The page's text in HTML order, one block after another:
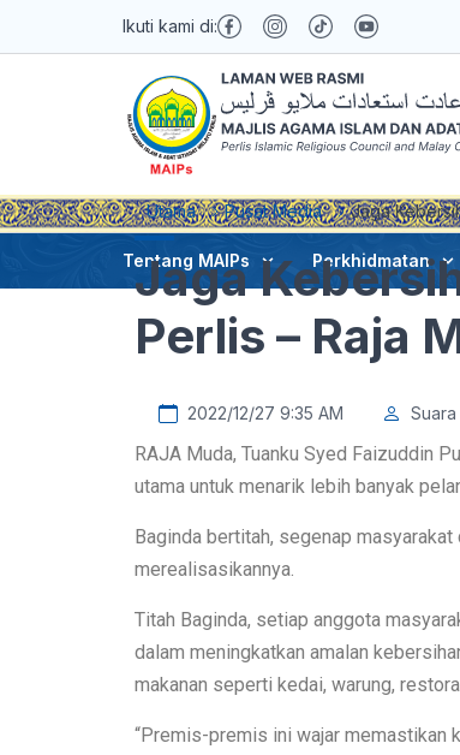
Ikuti kami di:
Tentang MAIPs Perkhidmatan
Utama Pusat Media Jaga
Jaga
Perlis – Raja
2022/12/27 9:35 AM
RAJA Muda, Tuanku Syed Faizuddin
utama untuk menarik lebih banyak
Baginda bertitah, segenap
merealisasikannya.
Titah Baginda, setiap anggota
dalam meningkatkan amalan
makanan seperti kedai, warung,
“Premis-premis ini wajar memastikan